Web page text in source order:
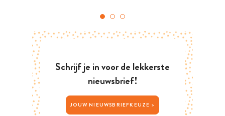
Schrijf je in voor de lekkerste
nieuwsbrief!
JOUW NIEUWSBRIEFKEUZE >